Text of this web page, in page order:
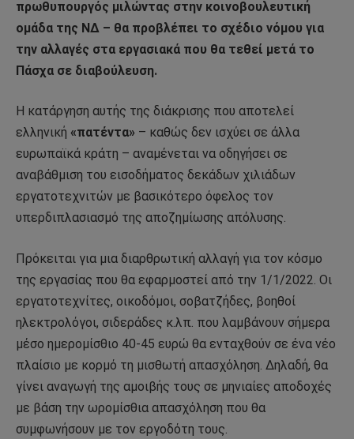
πρωθυπουργός μιλώντας στην κοινοβουλευτική
ομάδα της ΝΔ – θα προβλέπει το σχέδιο νόμου για
την αλλαγές στα εργασιακά που θα τεθεί μετά το
Πάσχα σε διαβούλευση.
Η κατάργηση αυτής της διάκρισης που αποτελεί
ελληνική «πατέντα» – καθώς δεν ισχύει σε άλλα
ευρωπαϊκά κράτη – αναμένεται να οδηγήσει σε
αναβάθμιση του εισοδήματος δεκάδων χιλιάδων
εργατοτεχνιτών με βασικότερο όφελος τον
υπερδιπλασιασμό της αποζημίωσης απόλυσης.
Πρόκειται για μια διαρθρωτική αλλαγή για τον κόσμο
της εργασίας που θα εφαρμοστεί από την 1/1/2022. Οι
εργατοτεχνίτες, οικοδόμοι, σοβατζήδες, βοηθοί
ηλεκτρολόγοι, σιδεράδες κ.λπ. που λαμβάνουν σήμερα
μέσο ημερομίσθιο 40-45 ευρώ θα ενταχθούν σε ένα νέο
πλαίσιο με κορμό τη μισθωτή απασχόληση. Δηλαδή, θα
γίνει αναγωγή της αμοιβής τους σε μηνιαίες αποδοχές
με βάση την ωρομίσθια απασχόληση που θα
συμφωνήσουν με τον εργοδότη τους.